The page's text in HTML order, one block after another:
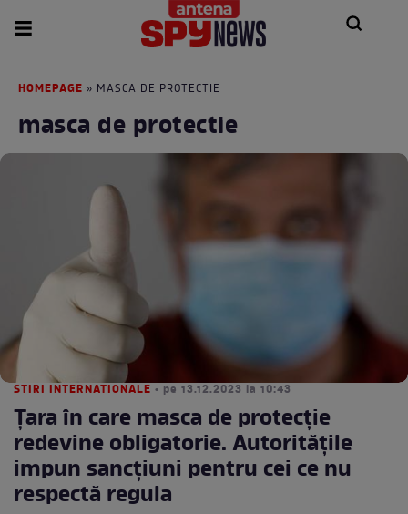
HOMEPAGE » MASCA DE PROTECTIE
masca de protectie
STIRI INTERNATIONALE • pe 13.12.2023 la 10:43
Țara în care masca de protecție
redevine obligatorie. Autoritățile
impun sancțiuni pentru cei ce nu
respectă regula